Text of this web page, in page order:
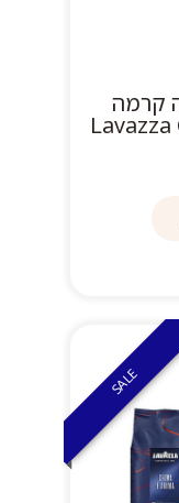
קרמה
SALE